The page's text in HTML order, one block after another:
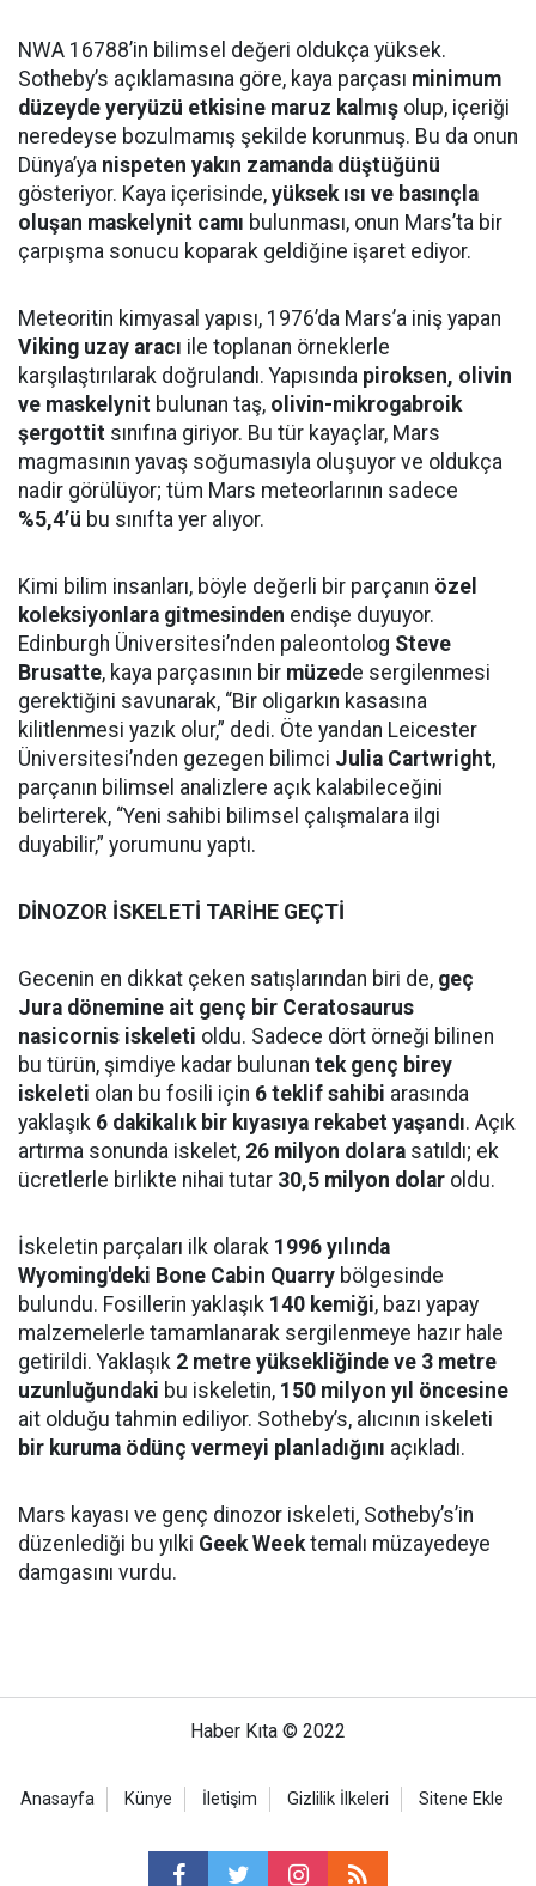
NWA 16788’in bilimsel değeri oldukça yüksek.
Sotheby’s açıklamasına göre, kaya parçası minimum
düzeyde yeryüzü etkisine maruz kalmış olup, içeriği
neredeyse bozulmamış şekilde korunmuş. Bu da onun
Dünya’ya nispeten yakın zamanda düştüğünü
gösteriyor. Kaya içerisinde, yüksek ısı ve basınçla
oluşan maskelynit camı bulunması, onun Mars’ta bir
çarpışma sonucu koparak geldiğine işaret ediyor.
Meteoritin kimyasal yapısı, 1976’da Mars’a iniş yapan
Viking uzay aracı ile toplanan örneklerle
karşılaştırılarak doğrulandı. Yapısında piroksen, olivin
ve maskelynit bulunan taş, olivin-mikrogabroik
şergottit sınıfına giriyor. Bu tür kayaçlar, Mars
magmasının yavaş soğumasıyla oluşuyor ve oldukça
nadir görülüyor; tüm Mars meteorlarının sadece
%5,4’ü bu sınıfta yer alıyor.
Kimi bilim insanları, böyle değerli bir parçanın özel
koleksiyonlara gitmesinden endişe duyuyor.
Edinburgh Üniversitesi’nden paleontolog Steve
Brusatte, kaya parçasının bir müzede sergilenmesi
gerektiğini savunarak, “Bir oligarkın kasasına
kilitlenmesi yazık olur,” dedi. Öte yandan Leicester
Üniversitesi’nden gezegen bilimci Julia Cartwright,
parçanın bilimsel analizlere açık kalabileceğini
belirterek, “Yeni sahibi bilimsel çalışmalara ilgi
duyabilir,” yorumunu yaptı.
DİNOZOR İSKELETİ TARİHE GEÇTİ
Gecenin en dikkat çeken satışlarından biri de, geç
Jura dönemine ait genç bir Ceratosaurus
nasicornis iskeleti oldu. Sadece dört örneği bilinen
bu türün, şimdiye kadar bulunan tek genç birey
iskeleti olan bu fosili için 6 teklif sahibi arasında
yaklaşık 6 dakikalık bir kıyasıya rekabet yaşandı. Açık
artırma sonunda iskelet, 26 milyon dolara satıldı; ek
ücretlerle birlikte nihai tutar 30,5 milyon dolar oldu.
İskeletin parçaları ilk olarak 1996 yılında
Wyoming'deki Bone Cabin Quarry bölgesinde
bulundu. Fosillerin yaklaşık 140 kemiği, bazı yapay
malzemelerle tamamlanarak sergilenmeye hazır hale
getirildi. Yaklaşık 2 metre yüksekliğinde ve 3 metre
uzunluğundaki bu iskeletin, 150 milyon yıl öncesine
ait olduğu tahmin ediliyor. Sotheby’s, alıcının iskeleti
bir kuruma ödünç vermeyi planladığını açıkladı.
Mars kayası ve genç dinozor iskeleti, Sotheby’s’in
düzenlediği bu yılki Geek Weektemalı müzayedeye
damgasını vurdu.
Haber Kıta © 2022
Anasayfa Künye İletişim Gizlilik İlkeleri Sitene Ekle